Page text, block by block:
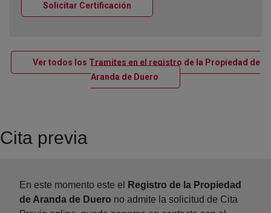
Solicitar Certificación
Ver todos los Tramites en el registro de la Propiedad de
Aranda de Duero Ventana nueva
Cita previa
En este momento este el
Registro de la Propiedad
de Aranda de Duero no admite la solicitud de Cita